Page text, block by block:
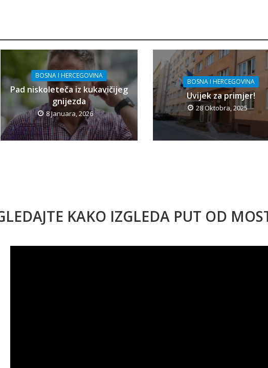
BOSNA I HERCEGOVINA
Pad niskoleteča iz kukavičijeg
gnijezda
8 Januara, 2026
BOSNA I HERCEGOVINA
Uvijek za primjer!
28 Oktobra, 2025
KAKO IZGLEDA PUT OD